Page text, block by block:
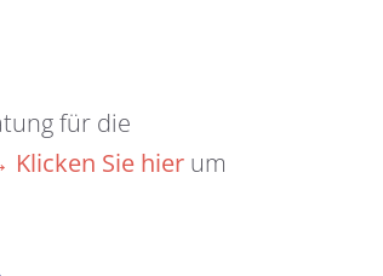
für die
Klicken Sie hier um